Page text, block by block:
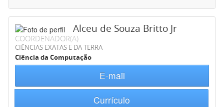
Alceu de Souza Britto Jr
COORDENADOR(A)
CIÊNCIAS EXATAS E DA TERRA
Ciência da Computação
E-mail
Currículo